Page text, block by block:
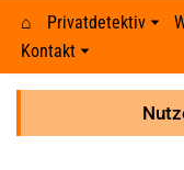
Antwort
⌂ Privatdetektiv
Typisches
8 Anzeichen
Gerichtsurteile
GPS-Überwachung
Kontakt